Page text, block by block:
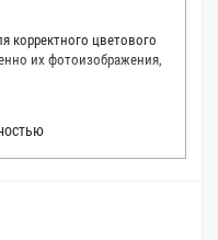
корректного цветового
их фотоизображения,
описать цвет каждой
и фотографируем